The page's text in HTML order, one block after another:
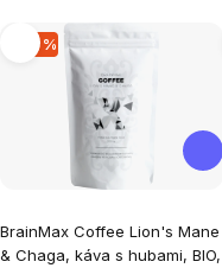
-20 %
BrainMax Coffee Lion's Mane
& Chaga, káva s hubami, BIO,